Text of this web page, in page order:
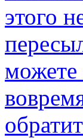
этого
можете